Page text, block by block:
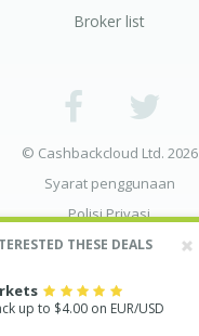
THESE DEALS
up to $4.00 on EUR/USD
Broker list
© Cashbackcloud Ltd. 2026
Syarat penggunaan
Polisi Privasi
Pemberitahuan Risiko